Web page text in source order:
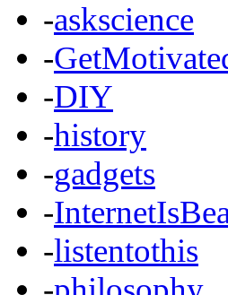
-askscience
-
-DIY
-history
-gadgets
-
-listentothis